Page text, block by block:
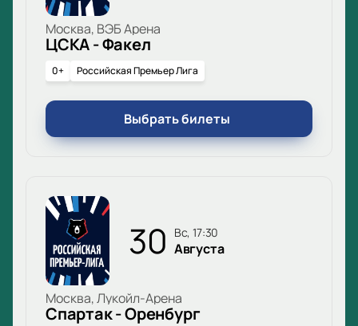
Москва, ВЭБ Арена
ЦСКА - Факел
0+ Российская Премьер Лига
Выбрать билеты
30 вс, 17:30
Августа
Москва, Лукойл-Арена
Спартак - Оренбург